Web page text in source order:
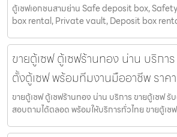
ตู้เซฟเอกชนสามย่าน Safe deposit box,
box rental, Private vault, Deposit box
ขายตู้เซฟ ตู้เซฟร้านทอง น่าน บริกา
ตั้งตู้เซฟ พร้อมทีมงานมืออาชีพ ราค
ขายตู้เซฟ ตู้เซฟร้านทอง น่าน บริการ ขายตู้เซฟ
สอบถามได้ตลอด พร้อมให้บริการทั่วไทย ขายตู้เซ